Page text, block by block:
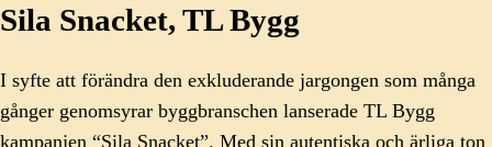
Sila Snacket, TL Bygg
I syfte att förändra den exkluderande jargongen som många
gånger genomsyrar byggbranschen lanserade TL Bygg
kampanjen “Sila Snacket”. Med sin autentiska och ärliga ton